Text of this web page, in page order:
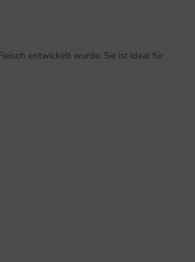
entwickelt wurde. Sie ist ideal für